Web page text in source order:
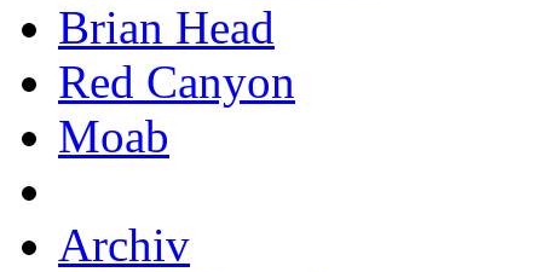
Brian Head
Red Canyon
Moab
Archiv